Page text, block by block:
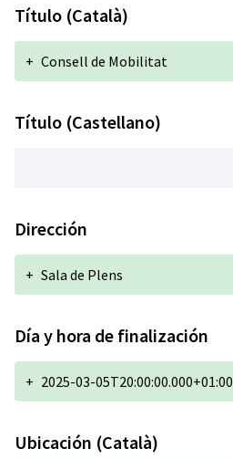
Título (Català)
+ Consell de Mobilitat
Título (Castellano)
Dirección
+ Sala de Plens
Día y hora de finalización
+ 2025-03-05T20:00:00.000+01:00
Ubicación (Català)